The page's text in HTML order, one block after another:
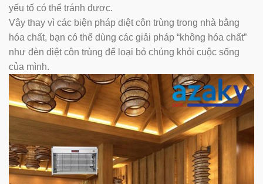
yếu tố có thể tránh được.
Vậy thay vì các biện pháp diệt côn trùng trong nhà bằng
hóa chất, bạn có thể dùng các giải pháp “không hóa chất”
như đèn diệt côn trùng để loại bỏ chúng khỏi cuộc sống
của mình.